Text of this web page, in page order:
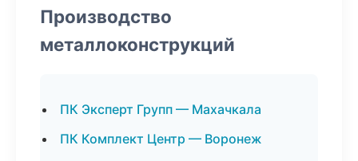
Производство
металлоконструкций
ПК Эксперт Групп — Махачкала
ПК Комплект Центр — Воронеж